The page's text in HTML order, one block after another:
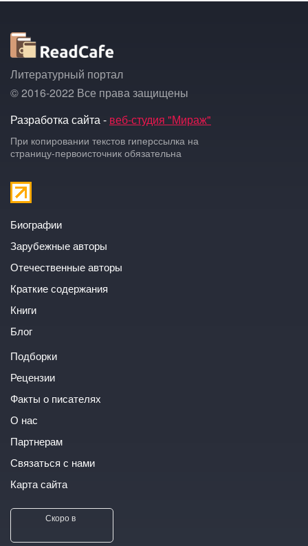
Литературный портал
© 2016-2022 Все права защищены
Разработка сайта - веб-студия "Мираж"
При копировании текстов гиперссылка на
страницу-первоисточник обязательна
Биографии
Зарубежные авторы
Отечественные авторы
Краткие содержания
Книги
Блог
Подборки
Рецензии
Факты о писателях
О нас
Партнерам
Связаться с нами
Карта сайта
Скоро в